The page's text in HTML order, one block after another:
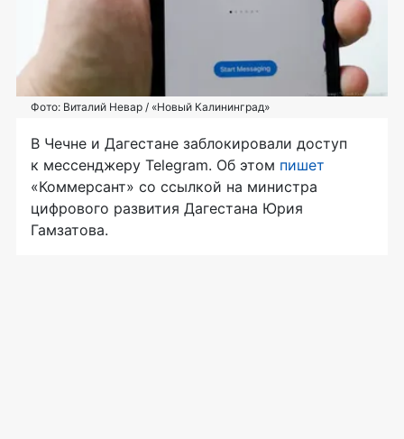
Фото: Виталий Невар / «Новый Калининград»
В Чечне и Дагестане заблокировали доступ
к мессенджеру Telegram. Об этом пишет
«Коммерсант» со ссылкой на министра
цифрового развития Дагестана Юрия
Гамзатова.